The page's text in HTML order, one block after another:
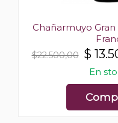
Chañarmuyo
$22.500,00 $
En